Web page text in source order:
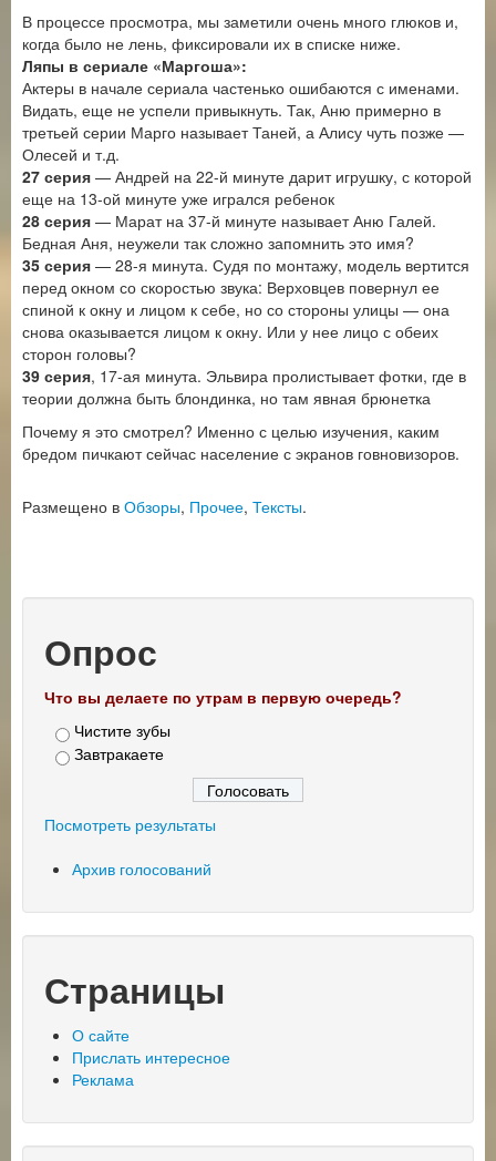
В процессе просмотра, мы заметили очень много глюков и,
когда было не лень, фиксировали их в списке ниже.
Ляпы в сериале «Маргоша»:
Актеры в начале сериала частенько ошибаются с именами.
Видать, еще не успели привыкнуть. Так, Аню примерно в
третьей серии Марго называет Таней, а Алису чуть позже —
Олесей и т.д.
27 серия — Андрей на 22-й минуте дарит игрушку, с которой
еще на 13-ой минуте уже игрался ребенок
28 серия — Марат на 37-й минуте называет Аню Галей.
Бедная Аня, неужели так сложно запомнить это имя?
35 серия — 28-я минута. Судя по монтажу, модель вертится
перед окном со скоростью звука: Верховцев повернул ее
спиной к окну и лицом к себе, но со стороны улицы — она
снова оказывается лицом к окну. Или у нее лицо с обеих
сторон головы?
39 серия, 17-ая минута. Эльвира пролистывает фотки, где в
теории должна быть блондинка, но там явная брюнетка
Почему я это смотрел? Именно с целью изучения, каким
бредом пичкают сейчас население с экранов говновизоров.
Размещено в Обзоры, Прочее, Тексты.
Опрос
Что вы делаете по утрам в первую очередь?
Чистите зубы
Завтракаете
Посмотреть результаты
Архив голосований
Страницы
О сайте
Прислать интересное
Реклама